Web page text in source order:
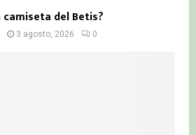
del Betis?
3 agosto, 2026 0